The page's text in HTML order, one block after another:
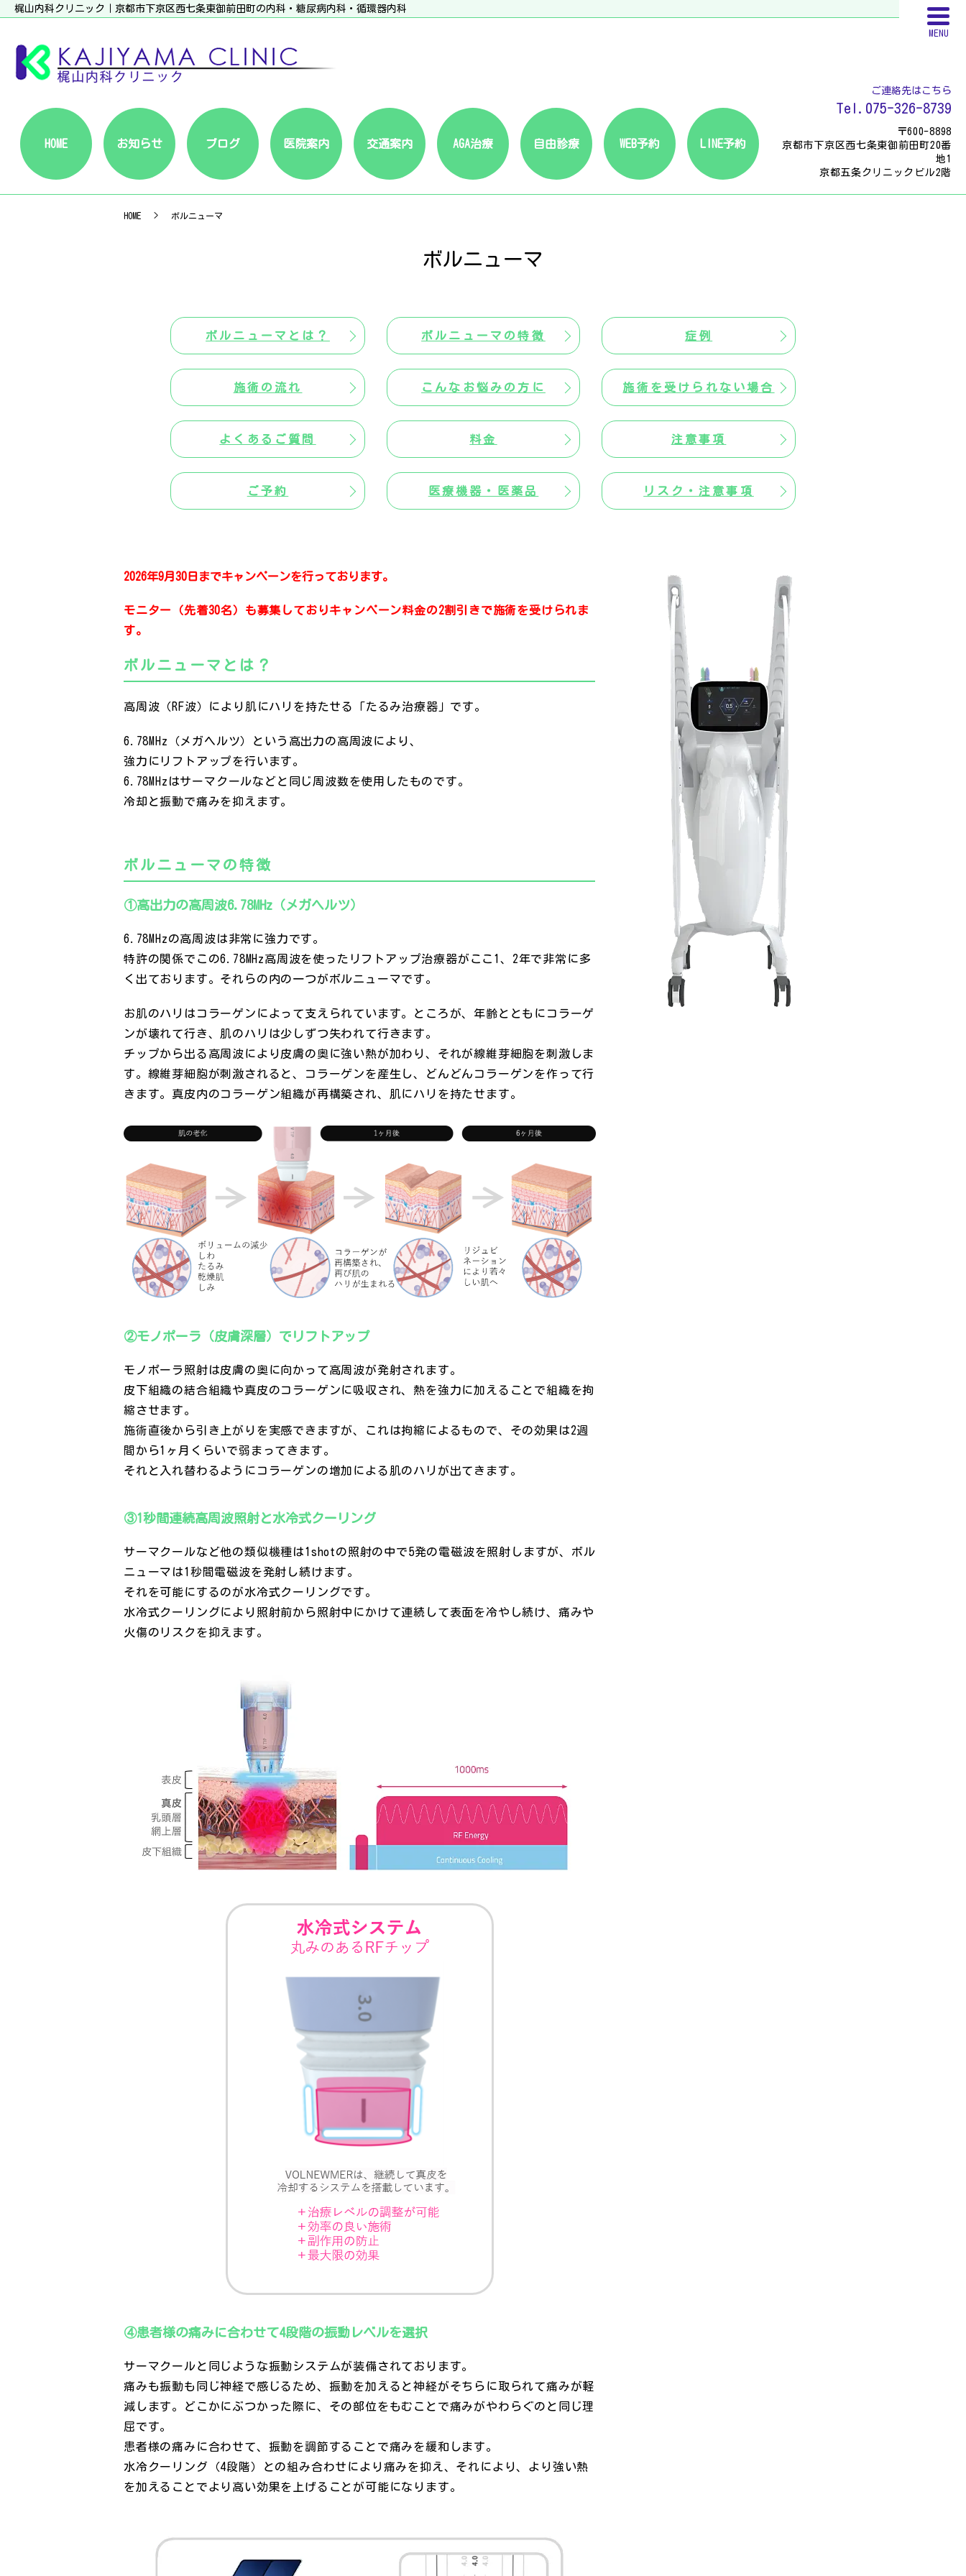
梶山内科クリニック｜京都市下京区西七条東御前田町の内科・糖尿病内科・循環器内科
HOME お知らせ ブログ 医院案内 交通案内 AGA治療 自由診療 WEB予約 LINE予約
MENU
ご連絡先はこちら
Tel.075-326-8739
〒600-8898
京都市下京区西七条東御前田町20番
地1
京都五条クリニックビル2階
HOME ボルニューマ
ボルニューマ
ボルニューマとは？ ボルニューマの特徴 症例
施術の流れ こんなお悩みの方に 施術を受けられない場合
よくあるご質問 料金 注意事項
ご予約 医療機器・医薬品 リスク・注意事項
2026年9月30日までキャンペーンを行っております。
モニター（先着30名）も募集しておりキャンペーン料金の2割引きで施術を受けられま
す。
ボルニューマとは？
高周波（RF波）により肌にハリを持たせる「たるみ治療器」です。
6.78MHz（メガヘルツ）という高出力の高周波により、
強力にリフトアップを行います。
6.78MHzはサーマクールなどと同じ周波数を使用したものです。
冷却と振動で痛みを抑えます。
ボルニューマの特徴
①高出力の高周波6.78MHz（メガヘルツ）
6.78MHzの高周波は非常に強力です。
特許の関係でこの6.78MHz高周波を使ったリフトアップ治療器がここ1、2年で非常に多
く出ております。それらの内の一つがボルニューマです。
お肌のハリはコラーゲンによって支えられています。ところが、年齢とともにコラーゲ
ンが壊れて行き、肌のハリは少しずつ失われて行きます。
チップから出る高周波により皮膚の奥に強い熱が加わり、それが線維芽細胞を刺激しま
す。線維芽細胞が刺激されると、コラーゲンを産生し、どんどんコラーゲンを作って行
きます。真皮内のコラーゲン組織が再構築され、肌にハリを持たせます。
②モノポーラ（皮膚深層）でリフトアップ
モノポーラ照射は皮膚の奥に向かって高周波が発射されます。
皮下組織の結合組織や真皮のコラーゲンに吸収され、熱を強力に加えることで組織を拘
縮させます。
施術直後から引き上がりを実感できますが、これは拘縮によるもので、その効果は2週
間から1ヶ月くらいで弱まってきます。
それと入れ替わるようにコラーゲンの増加による肌のハリが出てきます。
③1秒間連続高周波照射と水冷式クーリング
サーマクールなど他の類似機種は1shotの照射の中で5発の電磁波を照射しますが、ボル
ニューマは1秒間電磁波を発射し続けます。
それを可能にするのが水冷式クーリングです。
水冷式クーリングにより照射前から照射中にかけて連続して表面を冷やし続け、痛みや
火傷のリスクを抑えます。
④患者様の痛みに合わせて4段階の振動レベルを選択
サーマクールと同じような振動システムが装備されております。
痛みも振動も同じ神経で感じるため、振動を加えると神経がそちらに取られて痛みが軽
減します。どこかにぶつかった際に、その部位をもむことで痛みがやわらぐのと同じ理
屈です。
患者様の痛みに合わせて、振動を調節することで痛みを緩和します。
水冷クーリング（4段階）との組み合わせにより痛みを抑え、それにより、より強い熱
を加えることでより高い効果を上げることが可能になります。